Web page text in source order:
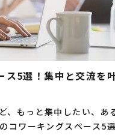
ス5選！集中と交流を
、もっと集中したい、あ
のコワーキングスペース5